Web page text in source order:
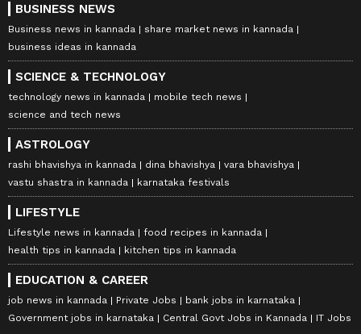
BUSINESS NEWS
Business news in kannada
share market news in kannada
business ideas in kannada
SCIENCE & TECHNOLOGY
technology news in kannada
mobile tech news
science and tech news
ASTROLOGY
rashi bhavishya in kannada dina bhavishya
vara bhavishya
vastu shastra in kannada
karnataka festivals
LIFESTYLE
Lifestyle news in kannada
food recipes in kannada
health tips in kannada
kitchen tips in kannada
EDUCATION & CAREER
job news in kannada Private Jobs
bank jobs in karnataka
Government jobs in karnataka
Central Govt Jobs in Kannada IT Jobs